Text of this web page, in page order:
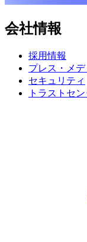
会社情報
採用情報
プレス・メデ
セキュリティ
トラストセ